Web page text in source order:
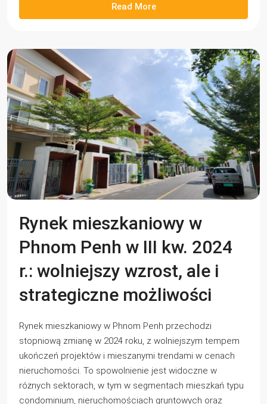
Read More
Rynek mieszkaniowy w
Phnom Penh w III kw. 2024
r.: wolniejszy wzrost, ale i
strategiczne możliwości
Rynek mieszkaniowy w Phnom Penh przechodzi
stopniową zmianę w 2024 roku, z wolniejszym tempem
ukończeń projektów i mieszanymi trendami w cenach
nieruchomości. To spowolnienie jest widoczne w
różnych sektorach, w tym w segmentach mieszkań typu
condominium, nieruchomościach gruntowych oraz